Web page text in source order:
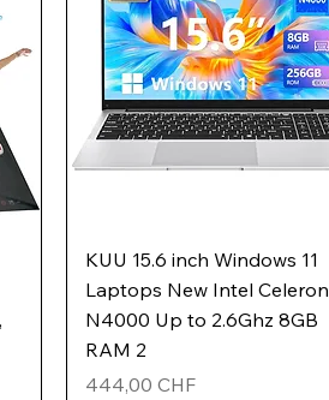
KUU 15.6 inch Windows 11
Laptops New Intel Celeron
N4000 Up to 2.6Ghz 8GB
RAM 2
Preis
444,00 CHF